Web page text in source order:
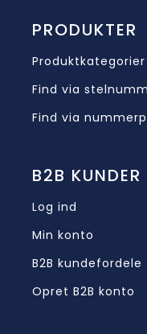
PRODUKTER
Produktkategorier
Find via
Find via
B2B KUNDER
Log ind
Min konto
B2B kundefordele
Opret B2B konto